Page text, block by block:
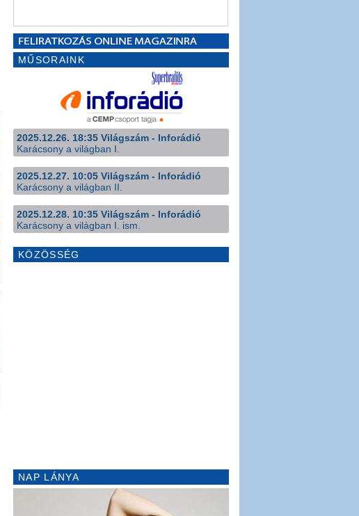
MŰSORAINK
2025.12.26. 18:35 Világszám - Inforádió
Karácsony a világban I.
2025.12.27. 10:05 Világszám - Inforádió
Karácsony a világban II.
2025.12.28. 10:35 Világszám - Inforádió
Karácsony a világban I. ism.
KÖZÖSSÉG
NAP LÁNYA